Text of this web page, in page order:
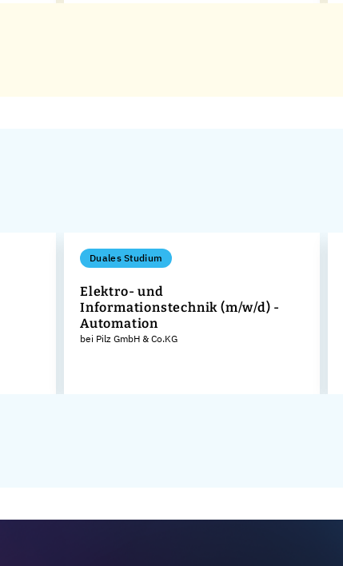
Duales Studium
Elektro- und
Informationstechnik (m/w/d) -
Automation
bei Pilz GmbH & Co.KG